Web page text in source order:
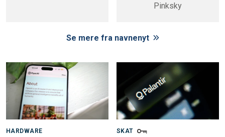
Pinksky
Se mere fra navnenyt
HARDWARE SKAT